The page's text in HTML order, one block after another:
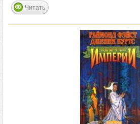
Читать